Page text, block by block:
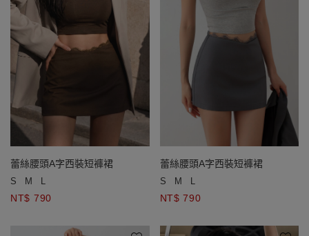
蕾絲腰頭A字西裝短褲裙
S M L
NT$ 790
蕾絲腰頭A字西裝短褲裙
S M L
NT$ 790